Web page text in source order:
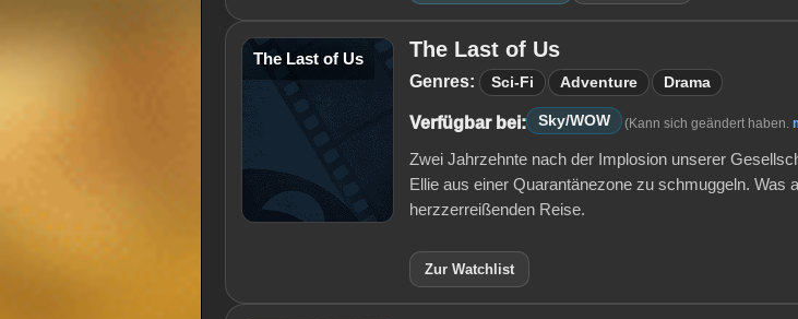
The Last of Us The Last of Us
Genres: Sci-Fi Adventure Drama
Verfügbar bei: Sky/WOW (Kann sich geändert haben.
Zwei Jahrzehnte nach der Implosion unserer
Ellie aus einer Quarantänezone zu schmuggeln. Was
herzzerreißenden Reise.
Zur Watchlist